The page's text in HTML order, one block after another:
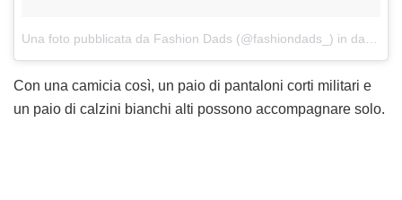
Una foto pubblicata da Fashion Dads (@fashiondads_) in data:
Con una camicia così, un paio di pantaloni corti militari e
un paio di calzini bianchi alti possono accompagnare solo.